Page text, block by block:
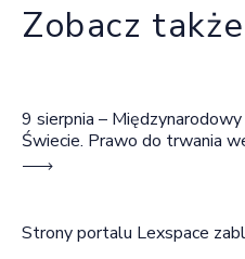
Zobacz także
9 sierpnia –
Świecie. Prawo do trwania
wspólnocie
Strony portalu Lexspace